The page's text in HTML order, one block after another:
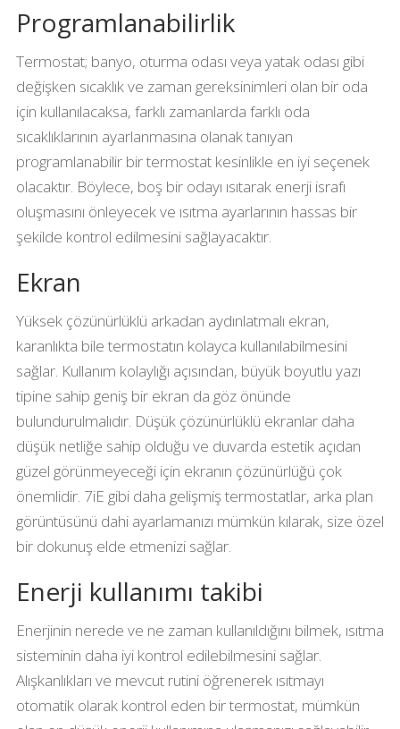
Programlanabilirlik
Termostat; banyo, oturma odası veya yatak odası gibi
değişken sıcaklık ve zaman gereksinimleri olan bir oda
için kullanılacaksa, farklı zamanlarda farklı oda
sıcaklıklarının ayarlanmasına olanak tanıyan
programlanabilir bir termostat kesinlikle en iyi seçenek
olacaktır. Böylece, boş bir odayı ısıtarak enerji israfı
oluşmasını önleyecek ve ısıtma ayarlarının hassas bir
şekilde kontrol edilmesini sağlayacaktır.
Ekran
Yüksek çözünürlüklü arkadan aydınlatmalı ekran,
karanlıkta bile termostatın kolayca kullanılabilmesini
sağlar. Kullanım kolaylığı açısından, büyük boyutlu yazı
tipine sahip geniş bir ekran da göz önünde
bulundurulmalıdır. Düşük çözünürlüklü ekranlar daha
düşük netliğe sahip olduğu ve duvarda estetik açıdan
güzel görünmeyeceği için ekranın çözünürlüğü çok
önemlidir. 7iE gibi daha gelişmiş termostatlar, arka plan
görüntüsünü dahi ayarlamanızı mümkün kılarak, size özel
bir dokunuş elde etmenizi sağlar.
Enerji kullanımı takibi
Enerjinin nerede ve ne zaman kullanıldığını bilmek, ısıtma
sisteminin daha iyi kontrol edilebilmesini sağlar.
Alışkanlıkları ve mevcut rutini öğrenerek ısıtmayı
otomatik olarak kontrol eden bir termostat, mümkün